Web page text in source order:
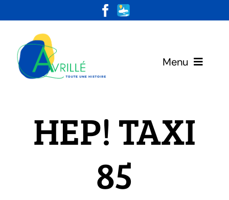
to
Menu
Vivre & Habiter
HEP! TAXI
85